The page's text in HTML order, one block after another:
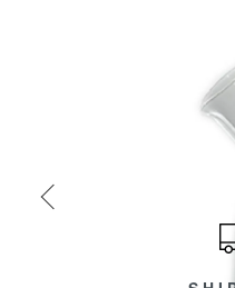
ショッピングガイド